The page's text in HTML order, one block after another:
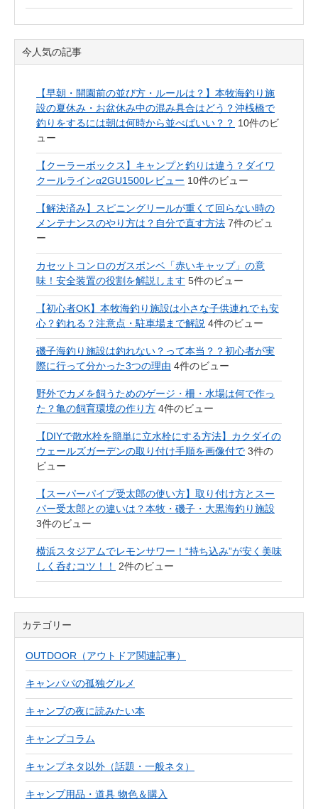
今人気の記事
【早朝・開園前の並び方・ルールは？】本牧海釣り施
設の夏休み・お盆休み中の混み具合はどう？沖桟橋で
釣りをするには朝は何時から並べばいい？？ 10件のビ
ュー
【クーラーボックス】キャンプと釣りは違う？ダイワ
クールラインα2GU1500レビュー 10件のビュー
【解決済み】スピニングリールが重くて回らない時の
メンテナンスのやり方は？自分で直す方法 7件のビュ
ー
カセットコンロのガスボンベ「赤いキャップ」の意
味！安全装置の役割を解説します 5件のビュー
【初心者OK】本牧海釣り施設は小さな子供連れでも安
心？釣れる？注意点・駐車場まで解説 4件のビュー
磯子海釣り施設は釣れない？って本当？？初心者が実
際に行って分かった3つの理由 4件のビュー
野外でカメを飼うためのゲージ・柵・水場は何で作っ
た？亀の飼育環境の作り方 4件のビュー
【DIYで散水栓を簡単に立水栓にする方法】カクダイの
ウェールズガーデンの取り付け手順を画像付で 3件の
ビュー
【スーパーパイプ受太郎の使い方】取り付け方とスー
パー受太郎との違いは？本牧・磯子・大黒海釣り施設
3件のビュー
横浜スタジアムでレモンサワー！“持ち込み”が安く美味
しく呑むコツ！！
2件のビュー
カテゴリー
OUTDOOR（アウトドア関連記事）
キャンパパの孤独グルメ
キャンプの夜に読みたい本
キャンプコラム
キャンプネタ以外（話題・一般ネタ）
キャンプ用品・道具 物色＆購入